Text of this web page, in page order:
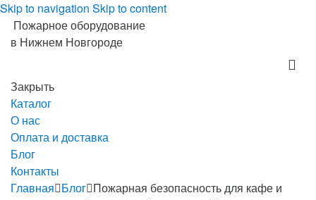
Skip to navigation Skip to content
Пожарное оборудование
в Нижнем Новгороде
Закрыть
Каталог
О нас
Оплата и доставка
Блог
Контакты
Главная Блог Пожарная безопасность для кафе и